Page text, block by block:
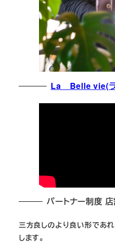
La Belle vie(ラ
パートナー制度
三方良しのより良い形であ
します。